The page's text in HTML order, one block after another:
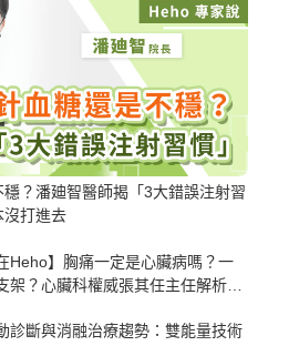
？潘廸智醫師揭「3大錯誤注射習
沒打進去
Heho】胸痛一定是心臟病嗎？一
架？心臟科權威張其任主任解析支
診斷與消融治療趨勢：雙能量技術